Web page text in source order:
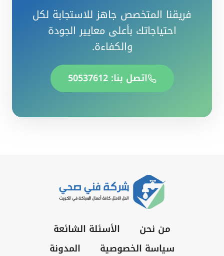
فريقنا المتخصص جاهز للاستجابة لكل
احتياجاتك بأعلى معايير الجودة
والكفاءة.
اتصل بنا: 50537612
من نحن
الأسئلة الشائعة
سياسة الخصوصية
المدونة